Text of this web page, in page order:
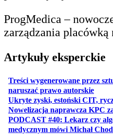
ProgMedica –
zarządzania placówką
Artykuły eksperckie
Treści wygenerowane przez
naruszać prawo autorskie
Ukryte zyski, estoński CIT,
Nowelizacja naprawcza KPC
PODCAST #40: Lekarz czy
medycznym mówi Michał